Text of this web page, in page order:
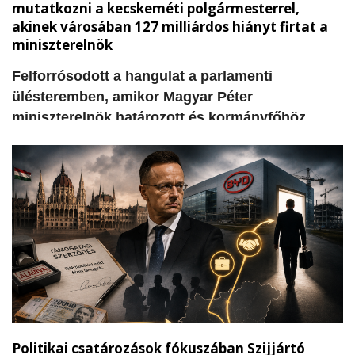
mutatkozni a kecskeméti polgármesterrel,
akinek városában 127 milliárdos hiányt firtat a
miniszterelnök
​Felforrósodott a hangulat a parlamenti
ülésteremben, amikor Magyar Péter
miniszterelnök határozott és kormányfőhöz
kecskeméti önkormányzati és egyetemi pénzek
sorsát. A Tisza Párt miniszterelnöke
felszólalásában közvetlenül az ellenzéki Fidesz
padsorai felé fordulva tette szóvá azokat a
súlyos hiányosságokat és elhallgatott
információkat, amelyek álláspontja szerint a
korábbi helyi vezetés és a fideszes körök
felelősségét bizonyítják.
Politikai csatározások fókuszában Szijjártó